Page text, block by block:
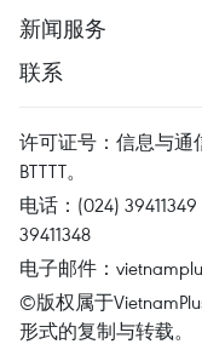
新闻服务
联系
许可证号：信息与通
BTTTT。
电话：(024)
39411348
电子邮件：
©版权属于
形式的复制与转载。